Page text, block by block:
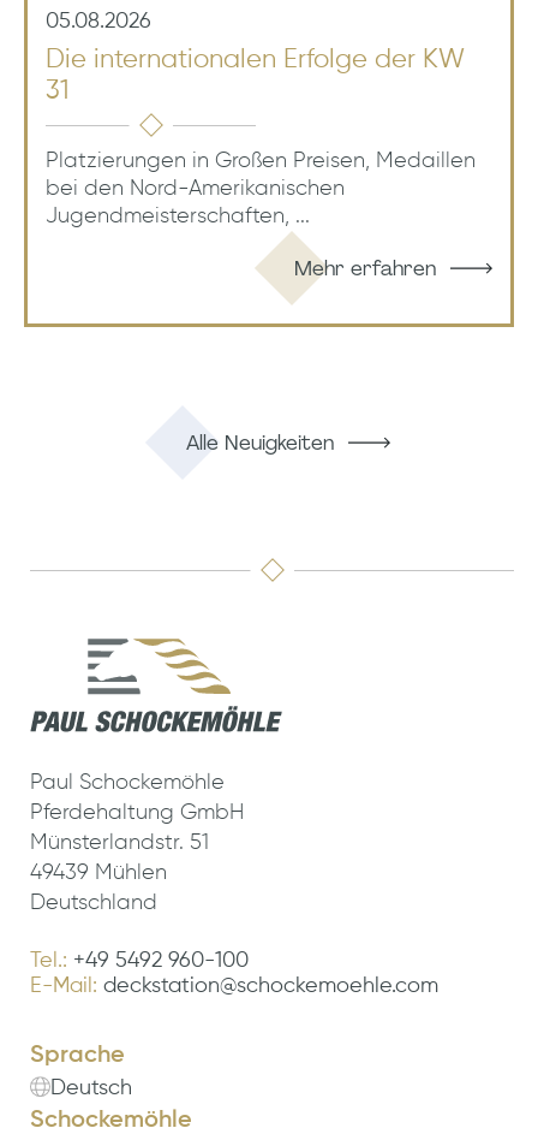
05.08.2026
Die internationalen Erfolge der KW
31
Platzierungen in Großen Preisen, Medaillen
bei den Nord-Amerikanischen
Jugendmeisterschaften, ...
Mehr erfahren
Alle Neuigkeiten
Paul Schockemöhle
Pferdehaltung GmbH
Münsterlandstr. 51
49439 Mühlen
Deutschland
Tel.: +49 5492 960-100
E-Mail: deckstation@schockemoehle.com
Sprache
Deutsch
Schockemöhle